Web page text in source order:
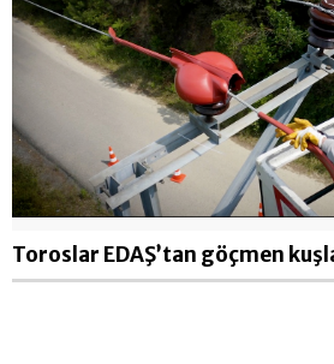
Toroslar EDAŞ’tan göçmen